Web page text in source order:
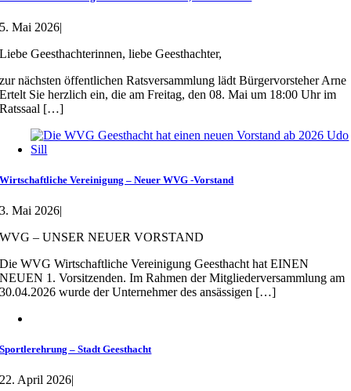
5. Mai 2026|
Liebe Geesthachterinnen, liebe Geesthachter,
zur nächsten öffentlichen Ratsversammlung lädt Bürgervorsteher Arne
Ertelt Sie herzlich ein, die am Freitag, den 08. Mai um 18:00 Uhr im
Ratssaal […]
Wirtschaftliche Vereinigung – Neuer WVG -Vorstand
3. Mai 2026|
WVG – UNSER NEUER VORSTAND
Die WVG Wirtschaftliche Vereinigung Geesthacht hat EINEN
NEUEN 1. Vorsitzenden. Im Rahmen der Mitgliederversammlung am
30.04.2026 wurde der Unternehmer des ansässigen […]
Sportlerehrung – Stadt Geesthacht
22. April 2026